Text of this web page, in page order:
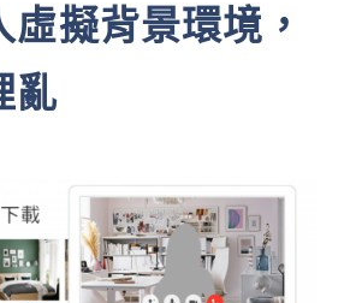
擬背景環境，
亂